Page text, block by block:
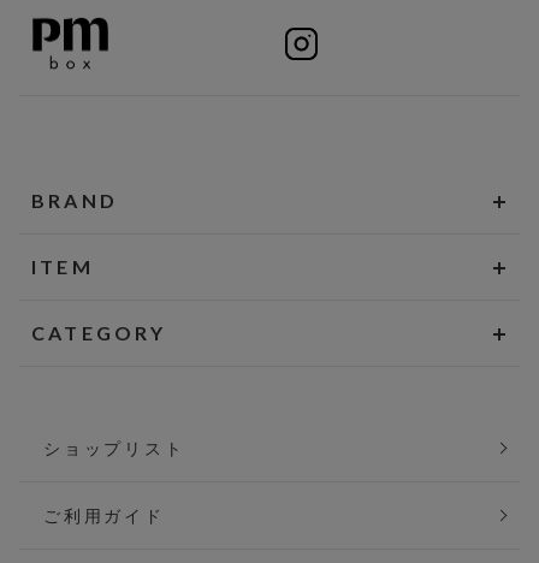
BRAND
ITEM
CATEGORY
ショップリスト
ご利用ガイド